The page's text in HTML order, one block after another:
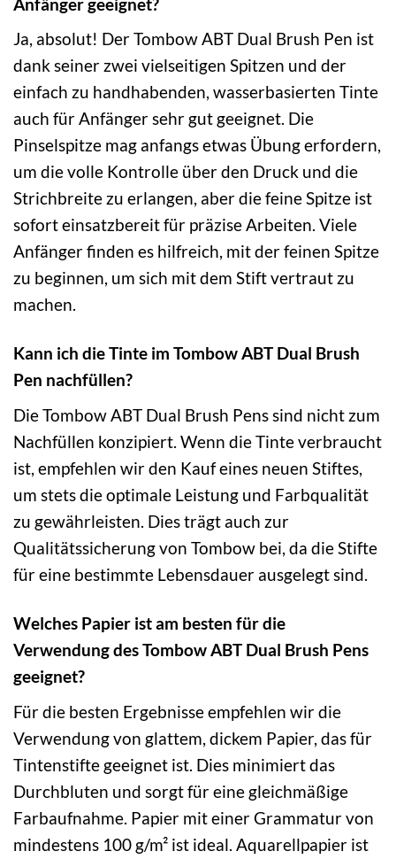
Ja, absolut! Der Tombow ABT Dual Brush Pen ist
dank seiner zwei vielseitigen Spitzen und der
einfach zu handhabenden, wasserbasierten Tinte
auch für Anfänger sehr gut geeignet. Die
Pinselspitze mag anfangs etwas Übung erfordern,
um die volle Kontrolle über den Druck und die
Strichbreite zu erlangen, aber die feine Spitze ist
sofort einsatzbereit für präzise Arbeiten. Viele
Anfänger finden es hilfreich, mit der feinen Spitze
zu beginnen, um sich mit dem Stift vertraut zu
machen.
Kann ich die Tinte im Tombow ABT Dual Brush
Pen nachfüllen?
Die Tombow ABT Dual Brush Pens sind nicht zum
Nachfüllen konzipiert. Wenn die Tinte verbraucht
ist, empfehlen wir den Kauf eines neuen Stiftes,
um stets die optimale Leistung und Farbqualität
zu gewährleisten. Dies trägt auch zur
Qualitätssicherung von Tombow bei, da die Stifte
für eine bestimmte Lebensdauer ausgelegt sind.
Welches Papier ist am besten für die
Verwendung des Tombow ABT Dual Brush Pens
geeignet?
Für die besten Ergebnisse empfehlen wir die
Verwendung von glattem, dickem Papier, das für
Tintenstifte geeignet ist. Dies minimiert das
Durchbluten und sorgt für eine gleichmäßige
Farbaufnahme. Papier mit einer Grammatur von
mindestens 100 g/m² ist ideal. Aquarellpapier ist